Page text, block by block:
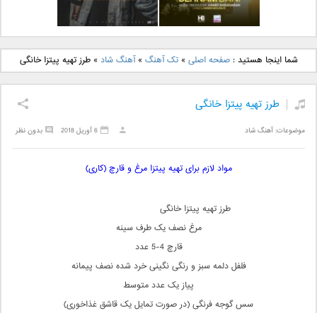
دانلود آهنگ جدید بهنام
بانی بنام قرص قمر 2
دانلود آهنگ جدید علی
یاسینی بنام دورترین نزدیک
شما اینجا هستید :صفحه اصلی »تک آهنگ »آهنگ شاد »طرز تهیه پیتزا خانگی
طرز تهیه پیتزا خانگی
موضوعات:آهنگ شاد بدون نظر 6 آوریل 2018
مواد لازم برای تهیه پیتزا مرغ و قارچ (کاری)
طرز تهیه پیتزا خانگی
مرغ نصف یک طرف سینه
قارچ 4-5 عدد
فلفل دلمه سبز و رنگی نگینی خرد شده نصف پیمانه
پیاز یک عدد متوسط
سس گوجه فرنگی (در صورت تمایل یک قاشق غذاخوری)